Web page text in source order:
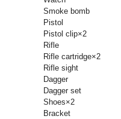
Smoke bomb
Pistol
Pistol clip×2
Rifle
Rifle cartridge×2
Rifle sight
Dagger
Dagger set
Shoes×2
Bracket